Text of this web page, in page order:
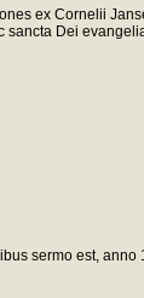
ex Cornelii
sancta Dei
sermo est, anno